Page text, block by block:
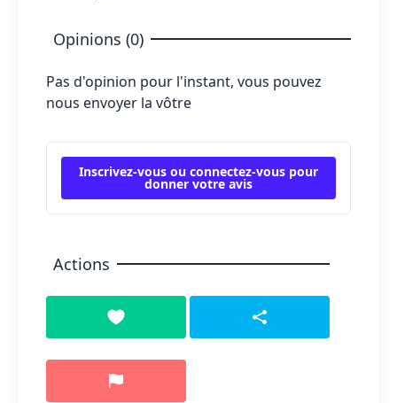
Opinions (0)
Pas d'opinion pour l'instant, vous pouvez
nous envoyer la vôtre
Inscrivez-vous ou connectez-vous pour
donner votre avis
Actions